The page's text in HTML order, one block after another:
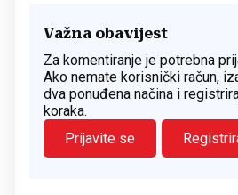
Važna obavijest
Za komentiranje je potrebna
Ako nemate korisnički račun,
dva ponuđena načina i
koraka.
Prijavite se